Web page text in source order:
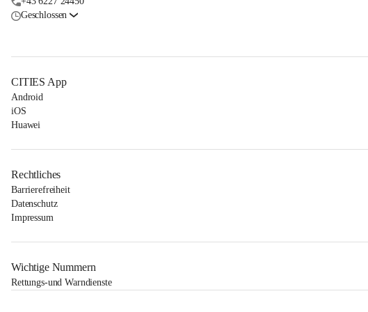
Geschlossen
CITIES App
Android
iOS
Huawei
Rechtliches
Barrierefreiheit
Datenschutz
Impressum
Wichtige Nummern
Rettungs-und Warndienste